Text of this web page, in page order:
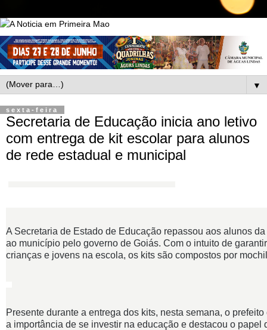
▼
sexta-feira
Secretaria de Educação inicia ano letivo
com entrega de kit escolar para alunos
de rede estadual e municipal
A Secretaria de Estado de Educação repassou aos alunos
ao município pelo governo de Goiás. Com o intuito de
crianças e jovens na escola, os kits são compostos por
Presente durante a entrega dos kits, nesta semana, o
a importância de se investir na educação e destacou o